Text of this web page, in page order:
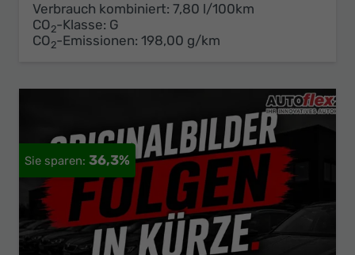
Verbrauch kombiniert: 7,80 l/100km
CO2-Klasse: G
CO2-Emissionen: 198,00 g/km
36,3%